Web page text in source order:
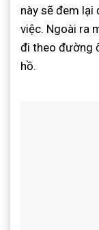
này sẽ đem lại
việc. Ngoài ra
đi theo đường
hồ.